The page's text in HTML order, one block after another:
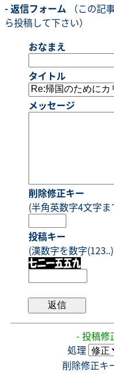
- 返信フォーム （この記
ら投稿して下さい）
おなまえ
タイトル
メッセージ
削除修正キー
(半角英数字4文字ま
投稿キー
(漢数字を数字
- 投稿修
処理
削除修正キ